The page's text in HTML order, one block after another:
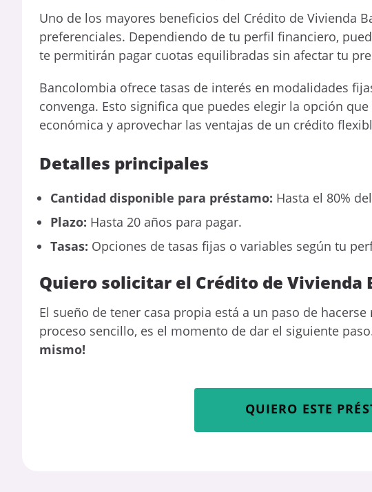
Uno de los mayores beneficios del Crédito de Vivienda
preferenciales. Dependiendo de tu perfil financiero,
te permitirán pagar cuotas equilibradas sin afectar tu
Bancolombia ofrece tasas de interés en modalidades
convenga. Esto significa que puedes elegir la opción
económica y aprovechar las ventajas de un crédito
Detalles principales
Cantidad disponible para préstamo: Hasta el 80%
Plazo: Hasta 20 años para pagar.
Tasas: Opciones de tasas fijas o variables según tu
Quiero solicitar el Crédito de Vivienda
El sueño de tener casa propia está a un paso de
proceso sencillo, es el momento de dar el siguiente
mismo!
QUIERO ESTE